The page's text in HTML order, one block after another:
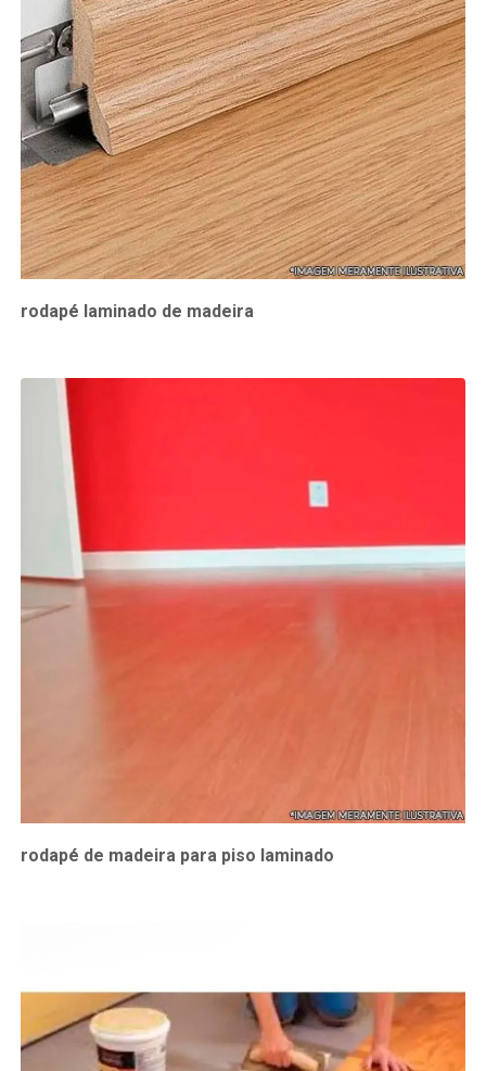
rodapé laminado de madeira
rodapé de madeira para piso laminado